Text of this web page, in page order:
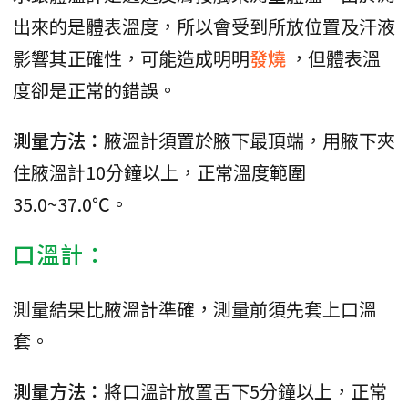
出來的是體表溫度，所以會受到所放位置及汗液
影響其正確性，可能造成明明發燒 ，但體表溫
度卻是正常的錯誤。
測量方法： 腋溫計須置於腋下最頂端，用腋下夾
住腋溫計10分鐘以上，正常溫度範圍
35.0~37.0℃。
口溫計：
測量結果比腋溫計準確，測量前須先套上口溫
套。
測量方法： 將口溫計放置舌下5分鐘以上，正常